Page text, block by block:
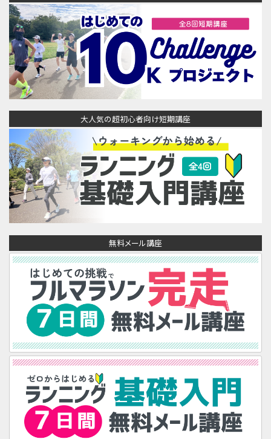
大人気の超初心者向け短期講座
無料メール講座